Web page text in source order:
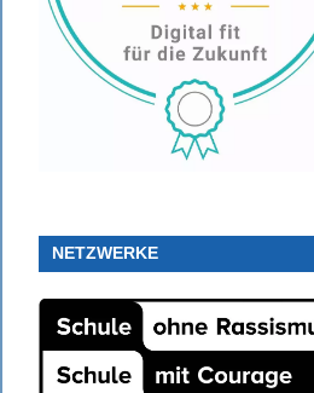
NETZWERKE